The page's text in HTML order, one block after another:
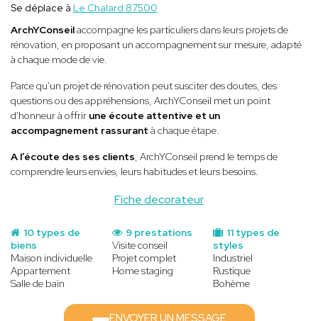
Fiche decorateur
Se déplace à Le Chalard 87500
ArchYConseilaccompagne les particuliers dans leurs projets de
rénovation, en proposant un accompagnement sur mesure, adapté
à chaque mode de vie.
Parce qu'un projet de rénovation peut susciter des doutes, des
questions ou des appréhensions, ArchYConseil met un point
d'honneur à offrir une écoute attentive et un
accompagnement rassurant à chaque étape.
A l’écoute des ses clients , ArchYConseil prend le temps de
comprendre leurs envies, leurs habitudes et leurs besoins.
10 types de
biens
Maison individuelle
Appartement
Salle de bain
11 types de
styles
Industriel
Rustique
Bohème
9 prestations
Visite conseil
Projet complet
Home staging
ENVOYER UN MESSAGE